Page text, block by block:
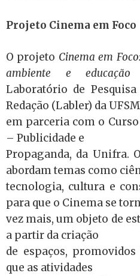
Projeto Cinema em Foco
O projeto Cinema em
ambiente e educação
Laboratório de
Redação (Labler) da
em parceria com o
– Publicidade e
Propaganda, da Unifra.
abordam temas como
tecnologia, cultura e
para que o Cinema se
vez mais, um objeto de
a partir da criação
de espaços,
que as atividades